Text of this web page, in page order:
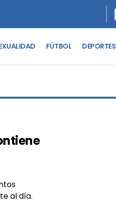
FÚTBOL DEPORTES
al día.